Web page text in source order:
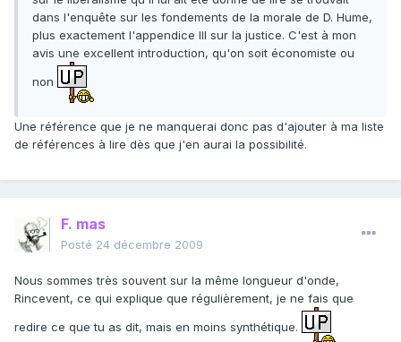
dans l'enquête sur les fondements de la morale de D. Hume,
plus exactement l'appendice III sur la justice. C'est à mon
avis une excellent introduction, qu'on soit économiste ou
non
Une référence que je ne manquerai donc pas d'ajouter à ma liste
de références à lire dès que j'en aurai la possibilité.
F. mas
Posté 24 décembre 2009
Nous sommes très souvent sur la même longueur d'onde,
Rincevent, ce qui explique que régulièrement, je ne fais que
redire ce que tu as dit, mais en moins synthétique.